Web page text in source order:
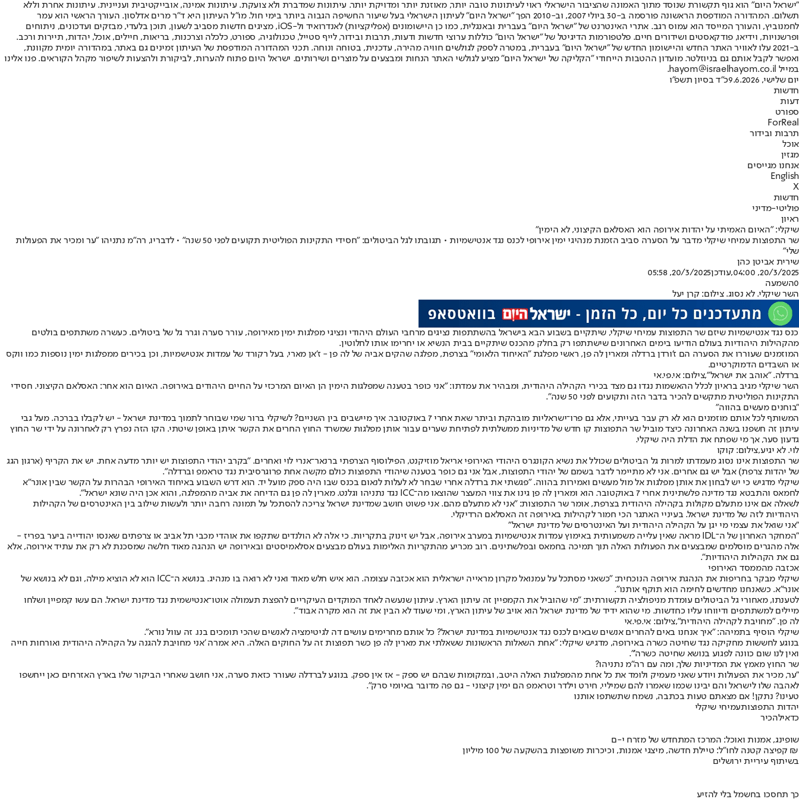
"ישראל היום" הוא גוף תקשורת שנוסד מתוך האמונה שהציבור הישראלי ראוי לעיתונות טובה יותר, מאוזנת יותר ומדויקת יותר. עיתונות שמדברת ולא צועקת. עיתונות אמינה, אובייקטיבית ועניינית. עיתונות אחרת וללא
תשלום. המהדורה המודפסת הראשונה פורסמה ב-30 ביולי 2007, וב-2010 הפך "ישראל היום" לעיתון הישראלי בעל שיעור החשיפה הגבוה ביותר בימי חול. מו"ל העיתון היא ד"ר מרים אדלסון. העורך הראשי הוא עמר
לחמנוביץ, והעורך המייסד הוא עמוס רגב. אתרי האינטרנט של "ישראל היום" בעברית ובאנגלית, כמו כן היישומונים (אפליקציות) לאנדרואיד ול-iOS, מציגים חדשות מסביב לשעון, תוכן בלעדי, מבזקים ועדכונים, ניתוחים
ופרשנויות, וידיאו, פודקאסטים ושידורים חיים. פלטפורמות הדיגיטל של "ישראל היום" כוללות ערוצי חדשות ודעות, תרבות ובידור, לייף סטייל, טכנולוגיה, ספורט, כלכלה וצרכנות, בריאות, חיילים, אוכל, יהדות, תיירות ורכב.
ב-2021 עלו לאוויר האתר החדש והיישומון החדש של "ישראל היום" בעברית, במטרה לספק לגולשים חוויה מהירה, עדכנית, בטוחה ונוחה. תכני המהדורה המודפסת של העיתון זמינים גם באתר, במהדורה יומית מקוונת,
ואפשר לקבל אותם גם בניוזלטר. מועדון ההטבות הייחודי "הקליקה של ישראל היום" מציע לגולשי האתר הנחות ומבצעים על מוצרים ושירותים. ישראל היום פתוח להערות, לביקורת ולהצעות לשיפור מקהל הקוראים. פנו אלינו
במייל hayom@israelhayom.co.il.
יום שלישי, 9.6.2026
כ"ד בסיון תשפ"ו
חדשות
דעות
ספורט
ForReal
תרבות ובידור
אוכל
מגזין
אנחנו מגייסים
English
X
חדשות
פוליטי-מדיני
ראיון
שיקלי: "האיום האמיתי על יהדות אירופה הוא האסלאם הקיצוני, לא הימין"
שר התפוצות עמיחי שיקלי מדבר על הסערה סביב הזמנת מנהיגי ימין אירופי לכנס נגד אנטישמיות • תגובתו לגל הביטולים: "חסידי התקינות הפוליטית תקועים לפני 50 שנה" • לדבריו, רה"מ נתניהו "ער ומכיר את הפעולות
שלי"
שירית אביטן כהן
20/3/2025, 04:00
,עודכן20/3/2025, 05:58
0השמעה
השר שיקלי. לא נסוג. צילום: קרן יעל
כנס נגד אנטישמיות שיזם שר התפוצות עמיחי שיקלי, שיתקיים בשבוע הבא בישראל בהשתתפות נציגים מרחבי העולם היהודי ונציגי מפלגות ימין מאירופה, עורר סערה וגרר גל של ביטולים. כעשרה משתתפים בולטים
מהקהילות היהודיות בעולם הודיעו בימים האחרונים שישתתפו רק בחלק מהכנס שיתקיים בבית הנשיא או יחרימו אותו לחלוטין.
המוזמנים שעוררו את הסערה הם ז'ורדן ברדלה ומארין לה פן, ראשי מפלגת "האיחוד הלאומי" בצרפת, מפלגה שהקים אביה של לה פן - ז'אן מארי, בעל רקורד של עמדות אנטישמיות, וכן בכירים ממפלגות ימין נוספות כמו ווקס
או השבדים הדמוקרטיים.
ברדלה. "אוהב את ישראל",צילום: אי.פי.אי
השר שיקלי מגיב בראיון לכלל ההאשמות נגדו גם מצד בכירי הקהילה היהודית, ומבהיר את עמדתו: "אני כופר בטענה שמפלגות הימין הן האיום המרכזי על החיים היהודים באירופה. האיום הוא אחר: האסלאם הקיצוני. חסידי
התקינות הפוליטית מתקשים להכיר בדבר הזה ותקועים לפני 50 שנה".
"בוחנים מעשים בהווה"
המשותף לכל אותם מוזמנים הוא לא רק עבר בעייתי, אלא גם פרו־ישראליות מובהקת וביתר שאת אחרי 7 באוקטובר. איך מיישבים בין השניים? לשיקלי ברור שמי שבוחר לתמוך במדינת ישראל - יש לקבלו בברכה. מעל גבי
עיתון זה חשפנו בשנה האחרונה כיצד מוביל שר התפוצות קו חדש של מדיניות ממשלתית לפתיחת שערים עבור אותן מפלגות שמשרד החוץ החרים את הקשר איתן באופן שיטתי. הקו הזה נפרץ רק לאחרונה על ידי שר החוץ
גדעון סער, אך מי שפתח את הדלת היה שיקלי.
לוי. לא יגיע,צילום: קוקו
שר התפוצות אינו נסוג מעמדתו למרות גל הביטולים שכולל את נשיא הקונגרס היהודי האירופי אריאל מוזיקנט, הפילוסוף הצרפתי ברנאר־אנרי לוי ואחרים. "בקרב יהודי התפוצות יש יותר מדעה אחת. יש את הקריף (ארגון הגג
של יהדות צרפת) אבל יש גם אחרים. אני לא מתיימר לדבר בשמם של יהודי התפוצות, אבל אני גם כופר בטענה שיהודי התפוצות כולם מקשה אחת פרוגרסיבית נגד טראמפ וברדלה".
שיקלי מדגיש כי יש לבחון את אותן מפלגות אל מול מעשים ואמירות בהווה. "פגשתי את ברדלה אחרי שבחר לא לעלות לנאום בכנס שבו היה ספק מועל יד. הוא דרש השבוע באיחוד האירופי הבהרות על הקשר שבין אונר"א
לחמאס והתבטא נגד מדינה פלשתינית אחרי 7 באוקטובר. הוא ומארין לה פן גינו את צווי המעצר שהוצאו מה־ICC נגד נתניהו וגלנט. מארין לה פן גם הדיחה את אביה מהמפלגה, והוא אכן היה שונא ישראל".
לשאלה אם אינו מתעלם מקולות בקהילה היהודית בצרפת, אומר שר התפוצות: "אני לא מתעלם מהם. אני פשוט חושב שמדינת ישראל צריכה להסתכל על תמונה רחבה יותר ולעשות שילוב בין האינטרסים של הקהילות
היהודיות לזה של מדינת ישראל. בעיניי האתגר הכי חמור לקהילות באירופה זה האסלאם הרדיקלי.
"אני שואל את עצמי מי יגן על הקהילה היהודית ועל האינטרסים של מדינת ישראל"
"המחקר האחרון של ה־IDL מראה שאין עלייה משמעותית באימוץ עמדות אנטישמיות במערב אירופה, אבל יש זינוק בתקריות. כי אלה לא הולנדים שתקפו את אוהדי מכבי תל אביב או צרפתים שאנסו יהודייה ביער בפריז -
אלה מהגרים מוסלמים שמבצעים את הפעולות האלה תוך תמיכה בחמאס ובפלשתינים. רוב מכריע מהתקריות האלימות בעולם מבצעים אסלאמיסטים ובאירופה יש הנהגה מאוד חלשה שמסכנת לא רק את עתיד אירופה, אלא
גם את הקהילות היהודיות".
אכזבה מהממסד האירופי
שיקלי מבקר בחריפות את הנהגת אירופה הנוכחית: "כשאני מסתכל על עמנואל מקרון מראייה ישראלית הוא אכזבה עצומה. הוא איש חלש מאוד ואני לא רואה בו מנהיג. בנושא ה־ICC הוא לא הוציא מילה, וגם לא בנושא של
אונר"א. כשאנחנו מחדשים לחימה הוא תוקף אותנו".
לטענתו, מאחורי גל הביטולים עומדת מניפולציה תקשורתית: "מי שהוביל את הקמפיין זה עיתון הארץ. עיתון שנעשה לאחד המוקדים העיקריים להפצת תעמולה אוטו־אנטישמית נגד מדינת ישראל. הם עשו קמפיין ושלחו
מיילים למשתתפים ודיווחו עליו כחדשות. מי שהוא ידיד של מדינת ישראל הוא אויב של עיתון הארץ, ומי שעוד לא הבין את זה הוא מקרה אבוד".
לה פן. "מחויבת לקהילה היהודית",צילום: אי.פי.אי
שיקלי הוסיף בתמיהה: "איך אנחנו באים להחרים אנשים שבאים לכנס נגד אנטישמיות במדינת ישראל? כל אותם מחרימים עושים דה לגיטימציה לאנשים שהכי תומכים בנו. זה עוול נורא".
בנוגע לחששות מחקיקה נגד שחיטה כשרה באירופה, מדגיש שיקלי: "אחת השאלות הראשונות ששאלתי את מארין לה פן כשר תפוצות זה על החוקים האלה. היא אמרה 'אני מחויבת להגנה על הקהילה היהודית ואורחות חייה
ואין לנו שום כוונה לפגוע בנושא שחיטה כשרה'".
שר החוץ מאמץ את המדיניות שלך, ומה עם רה"מ נתניהו?
"ער, מכיר את הפעולות ויודע שאני מעמיק ולומד את כל אחת מהמפלגות האלה היטב, ובמקומות שבהם יש ספק - אז אין ספק. בנוגע לברדלה שעורר כזאת סערה, אני חושב שאחרי הביקור שלו בארץ האזרחים כאן ייחשפו
לאהבה שלו לישראל והם יבינו שכמו שאמרו להם שמיליי, חירט וילדר וטראמפ הם ימין קיצוני - גם פה מדובר באיומי סרק".
טעינו? נתקן! אם מצאתם טעות בכתבה, נשמח שתשתפו אותנו
יהדות התפוצותעמיחי שיקלי
כדאילהכיר
שופינג, אמנות ואוכל: המרכז המתחדש של מזרח י-ם
קפיצה קטנה לחו"ל: טיילת חדשה, מיצגי אמנות, וכיכרות משופצות בהשקעה של 100 מיליון ₪
בשיתוף עיריית ירושלים
כך תחסכו בחשמל בלי להזיע